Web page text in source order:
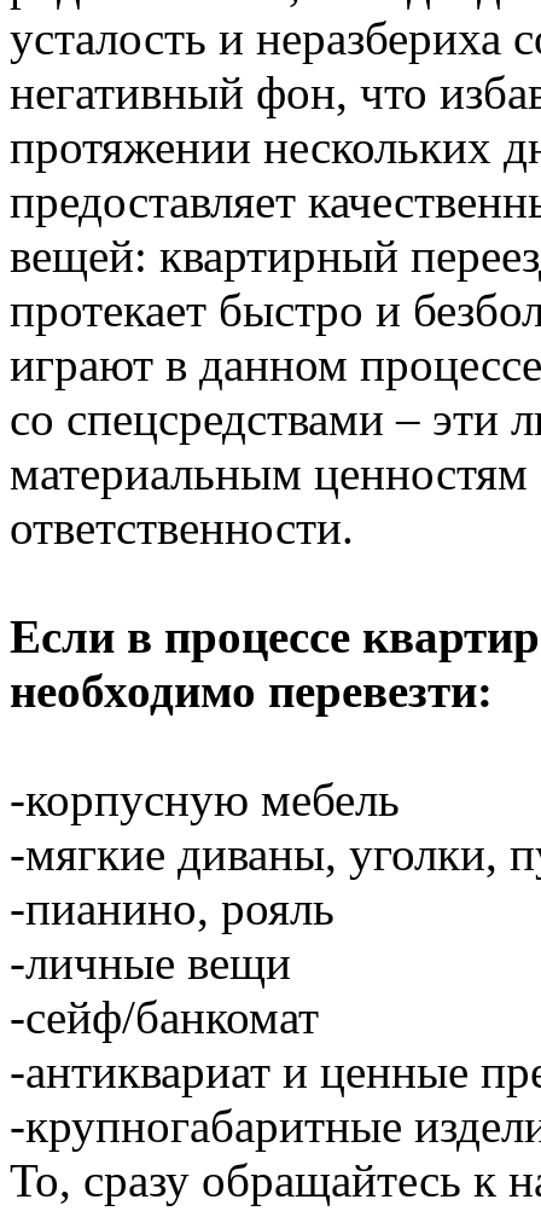
усталость и неразбериха
негативный фон, что
протяжении нескольких
предоставляет
вещей: квартирный
протекает быстро и
играют в данном
со спецсредствами – эти
материальным
ответственности.
Если в процессе
необходимо перевезти:
-корпусную мебель
-мягкие диваны, уголки,
-пианино, рояль
-личные вещи
-сейф/банкомат
-антиквариат и ценные
-крупногабаритные
То, сразу обращайтесь к